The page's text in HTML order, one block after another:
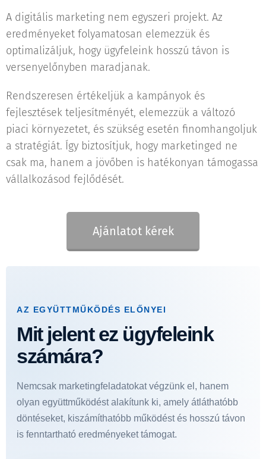
A digitális marketing nem egyszeri projekt. Az
eredményeket folyamatosan elemezzük és
optimalizáljuk, hogy ügyfeleink hosszú távon is
versenyelőnyben maradjanak.
Rendszeresen értékeljük a kampányok és
fejlesztések teljesítményét, elemezzük a változó
piaci környezetet, és szükség esetén finomhangoljuk
a stratégiát. Így biztosítjuk, hogy marketinged ne
csak ma, hanem a jövőben is hatékonyan támogassa
vállalkozásod fejlődését.
Ajánlatot kérek
AZ EGYÜTTMŰKÖDÉS ELŐNYEI
Mit jelent ez ügyfeleink
számára?
Nemcsak marketingfeladatokat végzünk el, hanem
olyan együttműködést alakítunk ki, amely átláthatóbb
döntéseket, kiszámíthatóbb működést és hosszú távon
is fenntartható eredményeket támogat.